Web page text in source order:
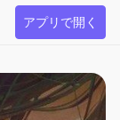
アプリで開く